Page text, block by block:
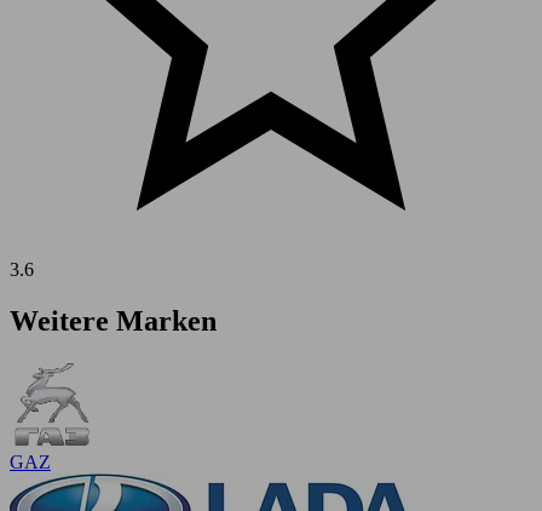
3.6
Weitere Marken
GAZ